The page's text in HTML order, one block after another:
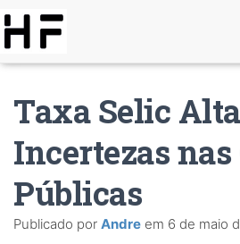
Taxa Selic
Incertezas nas
Públicas
Publicado por Andre em 6 de maio